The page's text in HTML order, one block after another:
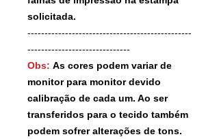
solicitada.
------------------------------------------------
------------------------------
Obs: As cores podem variar de
monitor para monitor devido
calibração de cada um. Ao ser
transferidos para o tecido também
podem sofrer alterações de tons.